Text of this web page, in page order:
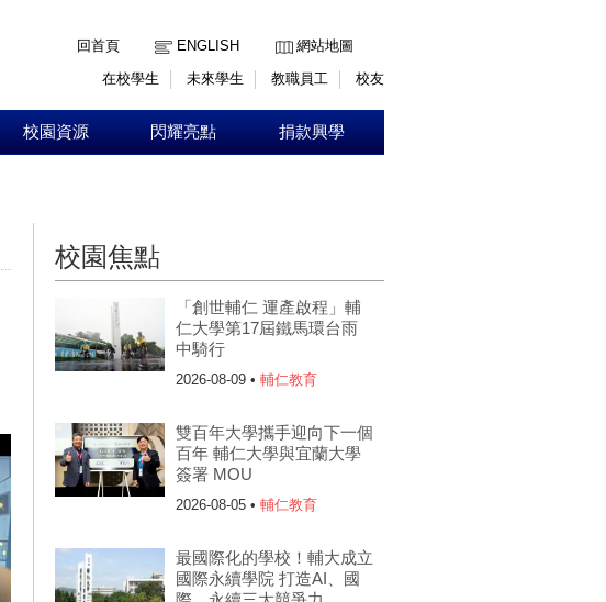
回首頁
ENGLISH
網站地圖
在校學生
未來學生 教職員工 校友
校園資源 閃耀亮點 捐款興學
校園焦點
「創世輔仁 運產啟程」輔
仁大學第17屆鐵馬環台雨
中騎行
2026-08-09 • 輔仁教育
雙百年大學攜手迎向下一個
百年 輔仁大學與宜蘭大學
簽署 MOU
2026-08-05 • 輔仁教育
最國際化的學校！輔大成立
國際永續學院 打造AI、國